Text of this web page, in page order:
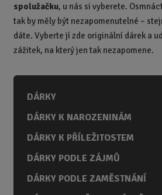
spolužačku, u nás si vyberete.
tak by měly být nezapomenutelné –
dáte. Vyberte jí zde originální dárek a
zážitek, na který jen tak nezapomene.
DÁRKY
DÁRKY K NAROZENINÁM
DÁRKY K PŘÍLEŽITOSTEM
DÁRKY PODLE ZÁJMŮ
DÁRKY PODLE ZAMĚSTNÁNÍ